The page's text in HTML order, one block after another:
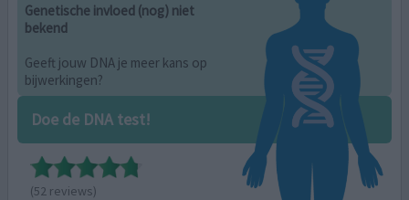
Genetische invloed (nog) niet
bekend
Geeft jouw DNA je meer kans op
bijwerkingen?
Doe de DNA test!
(52 reviews)